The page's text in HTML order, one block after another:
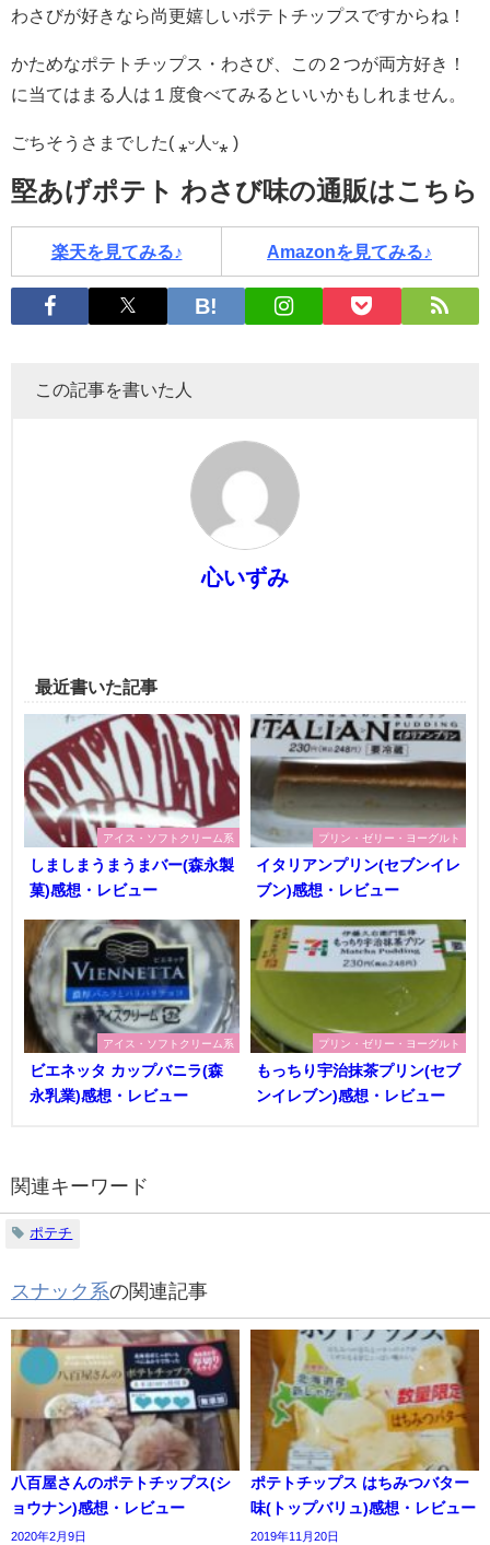
わさびが好きなら尚更嬉しいポテトチップスですからね！
かためなポテトチップス・わさび、この２つが両方好き！
に当てはまる人は１度食べてみるといいかもしれません。
ごちそうさまでした( ⁎ᵕ人ᵕ⁎ )
堅あげポテト わさび味の通販はこちら
楽天を見てみる♪ Amazonを見てみる♪
この記事を書いた人
心いずみ
最近書いた記事
アイス・ソフトクリーム系
しましまうまうまバー(森永製
菓)感想・レビュー
プリン・ゼリー・ヨーグルト
イタリアンプリン(セブンイレ
ブン)感想・レビュー
アイス・ソフトクリーム系
ビエネッタ カップバニラ(森
永乳業)感想・レビュー
プリン・ゼリー・ヨーグルト
もっちり宇治抹茶プリン(セブ
ンイレブン)感想・レビュー
関連キーワード
ポテチ
スナック系の関連記事
八百屋さんのポテトチップス(シ
ョウナン)感想・レビュー
2020年2月9日
ポテトチップス はちみつバター
味(トップバリュ)感想・レビュー
2019年11月20日